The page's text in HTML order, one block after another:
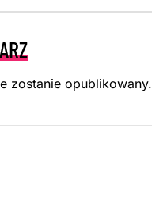
zostanie opublikowany.